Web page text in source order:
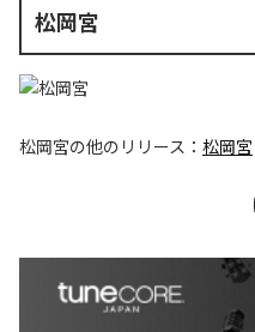
松岡宮
松岡宮の他のリリース： 松岡宮